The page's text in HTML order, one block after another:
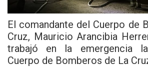
El comandante del Cuerpo de
Cruz, Mauricio Arancibia
trabajó en la emergencia
Cuerpo de Bomberos de La